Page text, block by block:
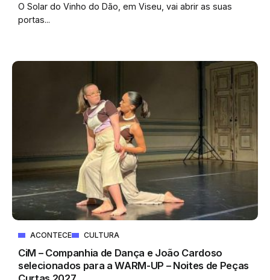
O Solar do Vinho do Dão, em Viseu, vai abrir as suas
portas...
ACONTECE CULTURA
CiM – Companhia de Dança e João Cardoso
selecionados para a WARM-UP – Noites de Peças